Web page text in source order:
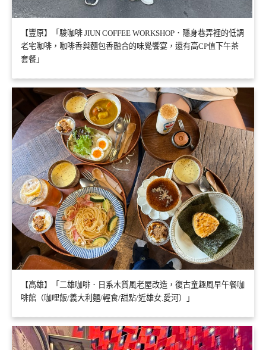
【豐原】「駿咖啡 JIUN COFFEE WORKSHOP．隱身巷弄裡的低調
老宅咖啡，咖啡香與麵包香融合的味覺饗宴，還有高CP值下午茶
套餐」
【高雄】「二雄咖啡．日系木質風老屋改造，復古童趣風早午餐咖
啡館（咖哩飯/義大利麵/輕食/甜點/近雄女.愛河）」